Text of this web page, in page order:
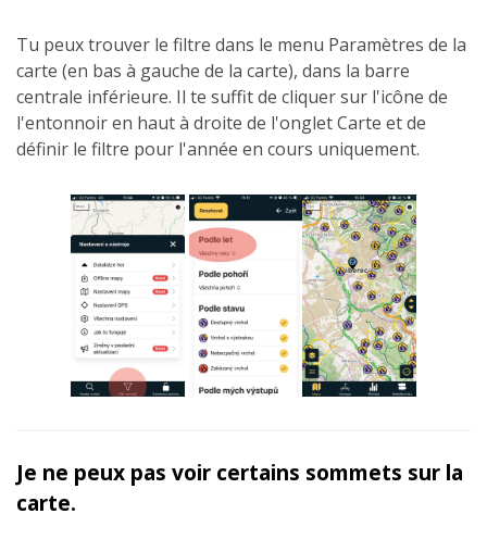
Tu peux trouver le filtre dans le menu Paramètres de la
carte (en bas à gauche de la carte), dans la barre
centrale inférieure. Il te suffit de cliquer sur l'icône de
l'entonnoir en haut à droite de l'onglet Carte et de
définir le filtre pour l'année en cours uniquement.
Je ne peux pas voir certains sommets sur la
carte.